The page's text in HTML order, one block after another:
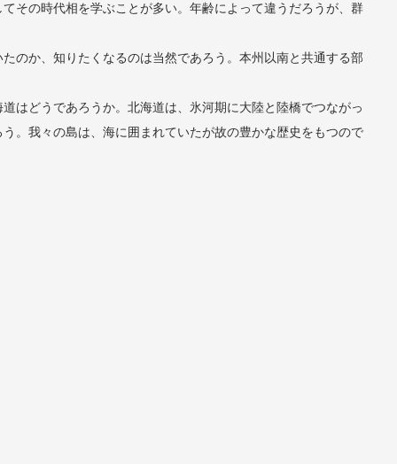
その時代相を学ぶことが多い。年齢によって違うだろうが、群
のか、知りたくなるのは当然であろう。本州以南と共通する部
はどうであろうか。北海道は、氷河期に大陸と陸橋でつながっ
。我々の島は、海に囲まれていたが故の豊かな歴史をもつので